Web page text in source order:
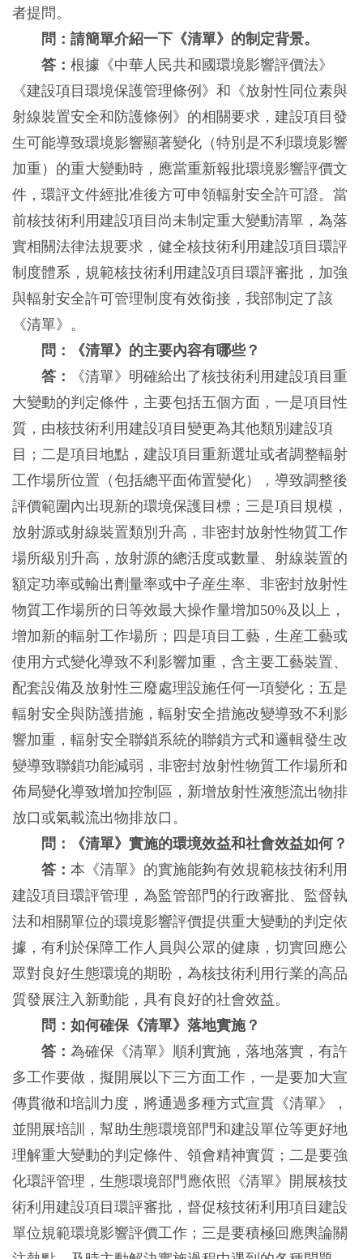
者提問。
問：請簡單介紹一下《清單》的制定背景。
答： 根據《中華人民共和國環境影響評價法》
《建設項目環境保護管理條例》和《放射性同位素與
射線裝置安全和防護條例》的相關要求，建設項目發
生可能導致環境影響顯著變化（特別是不利環境影響
加重）的重大變動時，應當重新報批環境影響評價文
件，環評文件經批准後方可申領輻射安全許可證。當
前核技術利用建設項目尚未制定重大變動清單，為落
實相關法律法規要求，健全核技術利用建設項目環評
制度體系，規範核技術利用建設項目環評審批，加強
與輻射安全許可管理制度有效銜接，我部制定了該
《清單》。
問：《清單》的主要內容有哪些？
答：
《清單》明確給出了核技術利用建設項目重
大變動的判定條件，主要包括五個方面，一是項目性
質，由核技術利用建設項目變更為其他類別建設項
目；二是項目地點，建設項目重新選址或者調整輻射
工作場所位置（包括總平面佈置變化），導致調整後
評價範圍內出現新的環境保護目標；三是項目規模，
放射源或射線裝置類別升高，非密封放射性物質工作
場所級別升高，放射源的總活度或數量、射線裝置的
額定功率或輸出劑量率或中子産生率、非密封放射性
物質工作場所的日等效最大操作量增加50%及以上，
增加新的輻射工作場所；四是項目工藝，生産工藝或
使用方式變化導致不利影響加重，含主要工藝裝置、
配套設備及放射性三廢處理設施任何一項變化；五是
輻射安全與防護措施，輻射安全措施改變導致不利影
響加重，輻射安全聯鎖系統的聯鎖方式和邏輯發生改
變導致聯鎖功能減弱，非密封放射性物質工作場所和
佈局變化導致增加控制區，新增放射性液態流出物排
放口或氣載流出物排放口。
問：《清單》實施的環境效益和社會效益如何？
答： 本《清單》的實施能夠有效規範核技術利用
建設項目環評管理，為監管部門的行政審批、監督執
法和相關單位的環境影響評價提供重大變動的判定依
據，有利於保障工作人員與公眾的健康，切實回應公
眾對良好生態環境的期盼，為核技術利用行業的高品
質發展注入新動能，具有良好的社會效益。
問：如何確保《清單》落地實施？
答： 為確保《清單》順利實施，落地落實，有許
多工作要做，擬開展以下三方面工作，一是要加大宣
傳貫徹和培訓力度，將通過多種方式宣貫《清單》，
並開展培訓，幫助生態環境部門和建設單位等更好地
理解重大變動的判定條件、領會精神實質；二是要強
化環評管理，生態環境部門應依照《清單》開展核技
術利用建設項目環評審批，督促核技術利用項目建設
單位規範環境影響評價工作；三是要積極回應輿論關